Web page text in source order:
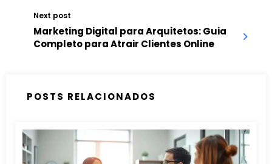
Next post
Marketing Digital para Arquitetos: Guia
Completo para Atrair Clientes Online
POSTS RELACIONADOS